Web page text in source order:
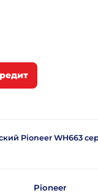
Pioneer WH663
Pioneer